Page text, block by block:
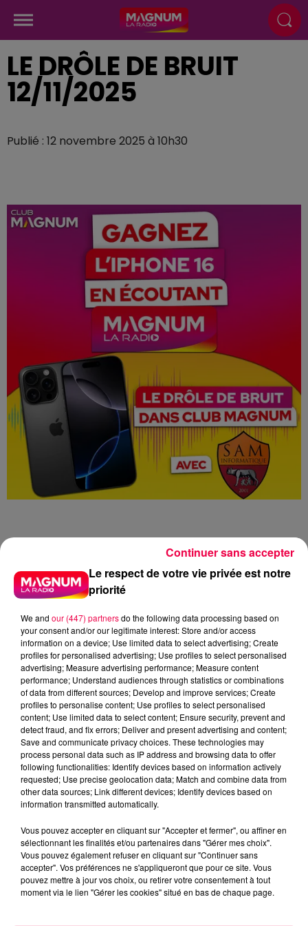
LE DRÔLE DE BRUIT
12/11/2025
Publié : 12 novembre 2025 à 10h30
Drôle de Bruit
iPhone 16
Sam Informatique
Magnum la Radio
Magnum
Radio
Vosges
Meurthe et Moselle
Haute Marne
Alsace
Meuse Grand Est
Fred
AVEC LEONIE DE CHARMOIS DEVANT BRUYERES -
MARIANNE D'ELOYES - MATHILDE DE CHATENOIS
0:00 4 min 22 sec
12 novembre 2025 - 4 min 22 sec
LE DRÔLE DE BRUIT 12/11/2025
Le respect de votre vie privée est notre
priorité
We and our (447) partnersdo the following data processing based on
your consent and/or our legitimate interest: Store and/or access
information on a device; Use limited data to select advertising; Create
profiles for personalised advertising; Use profiles to select personalised
advertising; Measure advertising performance; Measure content
performance; Understand audiences through statistics or combinations
of data from different sources; Develop and improve services; Create
profiles to personalise content; Use profiles to select personalised
content; Use limited data to select content; Ensure security, prevent and
detect fraud, and fix errors; Deliver and present advertising and content;
Save and communicate privacy choices. These technologies may
process personal data such as IP address and browsing data to offer
following functionalities: Identify devices based on information actively
requested; Use precise geolocation data; Match and combine data from
other data sources; Link different devices; Identify devices based on
information transmitted automatically.
Vous pouvez accepter en cliquant sur "Accepter et fermer", ou affiner en
sélectionnant les finalités et/ou partenaires dans "Gérer mes choix".
Vous pouvez également refuser en cliquant sur "Continuer sans
accepter". Vos préférences ne s'appliqueront que pour ce site. Vous
pouvez mettre à jour vos choix, ou retirer votre consentement à tout
moment via le lien "Gérer les cookies" situé en bas de chaque page.
Continuer sans accepter